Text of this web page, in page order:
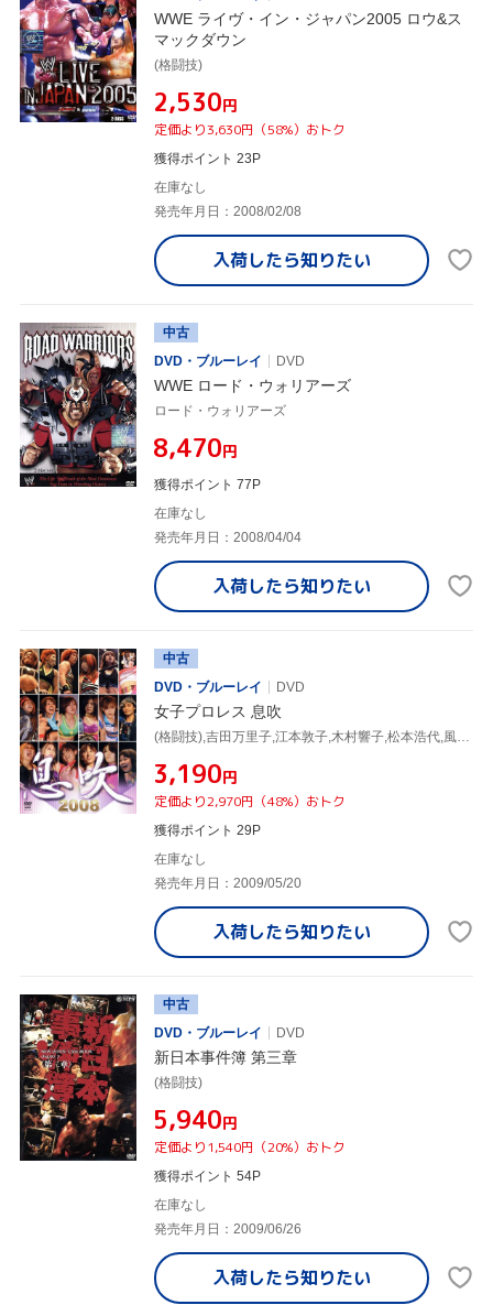
WWE ライヴ・イン・ジャパン2005 ロウ&ス
マックダウン
(格闘技)
¥2,530円
定価より3,630円（58%）おトク
獲得ポイント 23P
在庫なし
発売年月日：2008/02/08
入荷したら知りたい
中古
DVD・ブルーレイ
DVD
WWE ロード・ウォリアーズ
ロード・ウォリアーズ
¥8,470円
獲得ポイント 77P
在庫なし
発売年月日：2008/04/04
入荷したら知りたい
中古
DVD・ブルーレイ
DVD
女子プロレス 息吹
(格闘技),吉田万里子,江本敦子,木村響子,松本浩代,風香,山田よう子,アジャ・コング
¥3,190円
定価より2,970円（48%）おトク
獲得ポイント 29P
在庫なし
発売年月日：2009/05/20
入荷したら知りたい
中古
DVD・ブルーレイ
DVD
新日本事件簿 第三章
(格闘技)
¥5,940円
定価より1,540円（20%）おトク
獲得ポイント 54P
在庫なし
発売年月日：2009/06/26
入荷したら知りたい